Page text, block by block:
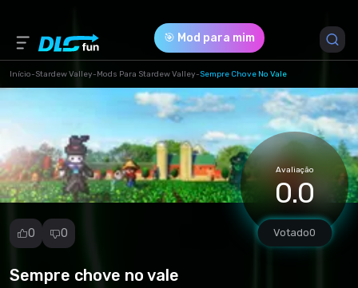
🎯 Mod para mim
Início-Stardew Valley-Mods Para Stardew Valley-Sempre Chove No Vale
Avaliação
0.0
Votado0
0 0
Sempre chove no vale
Denunciar
all (Always Raining in the Valley.zip)
Download (174.72 Kb)